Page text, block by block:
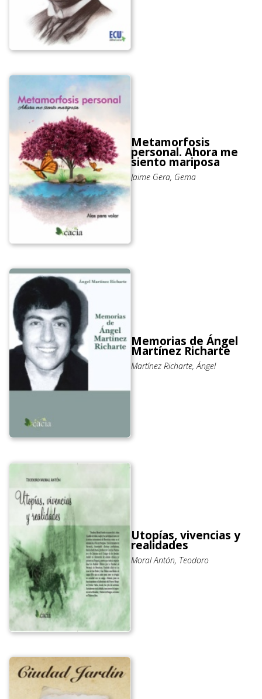
Metamorfosis
personal. Ahora me
siento mariposa
Jaime Gera, Gema
Memorias de Ángel
Martínez Richarte
Martínez Richarte, Ángel
Utopías, vivencias y
realidades
Moral Antón, Teodoro